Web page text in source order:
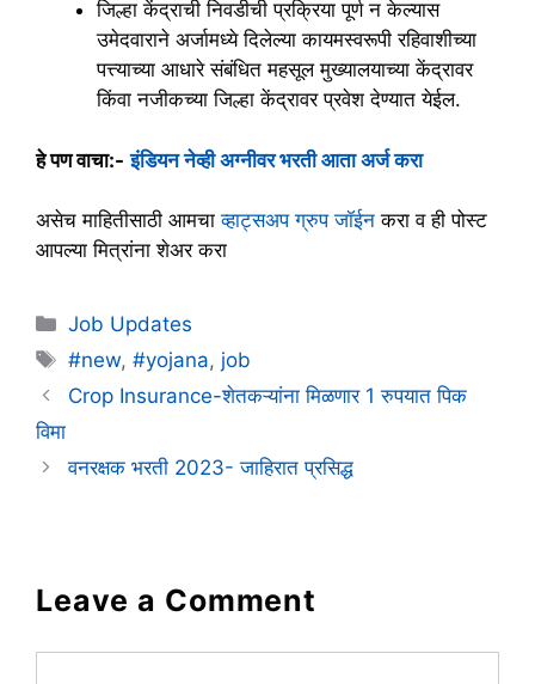
जिल्हा केंद्राची निवडीची प्रक्रिया पूर्ण न केल्यास
उमेदवाराने अर्जामध्ये दिलेल्या कायमस्वरूपी रहिवाशीच्या
पत्त्याच्या आधारे संबंधित महसूल मुख्यालयाच्या केंद्रावर
किंवा नजीकच्या जिल्हा केंद्रावर प्रवेश देण्यात येईल.
हे पण वाचा:- इंडियन नेव्ही अग्नीवर भरती आता अर्ज करा
असेच माहितीसाठी आमचाव्हाट्सअप ग्रुप जॉईनकरा व ही पोस्ट
आपल्या मित्रांना शेअर करा
Categories
Job Updates
Tags
#new,#yojana, job
Crop Insurance-शेतकऱ्यांना मिळणार 1 रुपयात पिक
विमा
वनरक्षक भरती 2023- जाहिरात प्रसिद्ध
Leave a Comment